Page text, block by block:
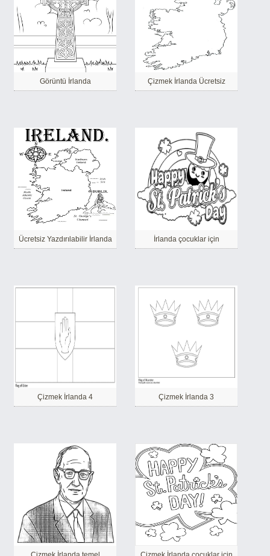
Görüntü İrlanda Çizmek İrlanda Ücretsiz
Ücretsiz Yazdırılabilir İrlanda İrlanda çocuklar için
Çizmek İrlanda 4 Çizmek İrlanda 3